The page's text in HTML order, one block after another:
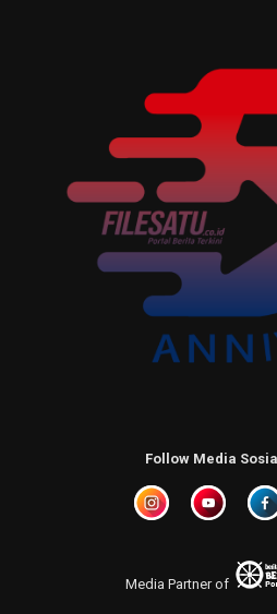
Follow Media
Media Partner of